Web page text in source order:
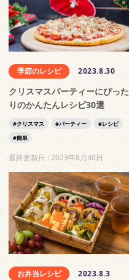
季節のレシピ 2023.8.30
クリスマスパーティーにぴった
りのかんたんレシピ30選
クリスマス パーティー
レシピ
簡単
最終更新日 : 2023年8月30日
お弁当レシピ 2023.8.3